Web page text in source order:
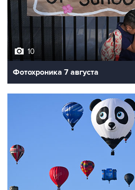
10
Фотохроника 7 августа